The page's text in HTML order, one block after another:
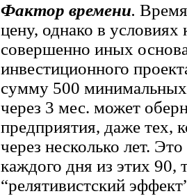
Фактор времени.
цену, однако в условиях
совершенно иных
инвестиционного
сумму 500
через 3 мес. может
предприятия, даже
через несколько лет.
каждого дня из этих 90,
“релятивистский